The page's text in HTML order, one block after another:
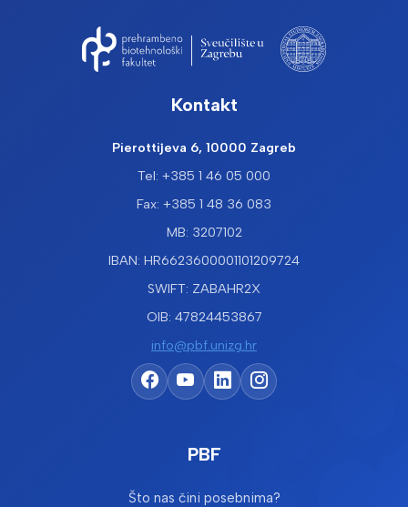
Kontakt
Pierottijeva 6, 10000 Zagreb
Tel: +385 1 46 05 000
Fax: +385 1 48 36 083
MB: 3207102
IBAN: HR6623600001101209724
SWIFT: ZABAHR2X
OIB: 47824453867
info@pbf.unizg.hr
PBF
Što nas čini posebnima?